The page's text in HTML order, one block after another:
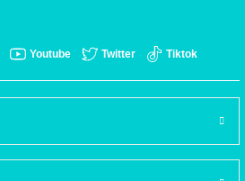
Youtube Twitter Tiktok